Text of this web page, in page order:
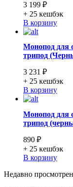
3 199 ₽
+ 25 кешбэк
В корзину
Монопод для
трипод
3 231 ₽
+ 25 кешбэк
В корзину
Монопод для
трипод
890 ₽
+ 25 кешбэк
В корзину
Недавно